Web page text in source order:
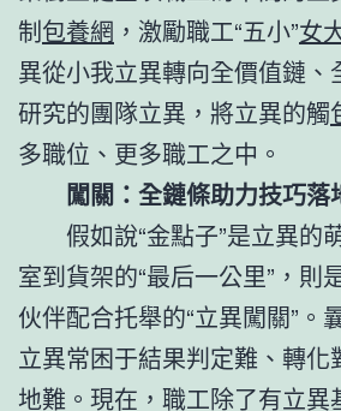
制包養網 ，激勵職工“五小”女
異從小我立異轉向全價值鏈、
研究的團隊立異，將立異的觸
多職位、更多職工之中。
闖關：全鏈條助力技巧落
假如說“金點子”是立異的
室到貨架的“最后一公里”，則
伙伴配合托舉的“立異闖關”。
立異常困于結果判定難、轉化
地難。現在，職工除了有立異